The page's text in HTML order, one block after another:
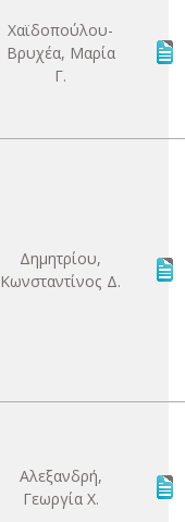
Χαϊδοπούλου-
Βρυχέα, Μαρία
Γ.
Δημητρίου,
Κωνσταντίνος Δ.
Αλεξανδρή,
Γεωργία Χ.